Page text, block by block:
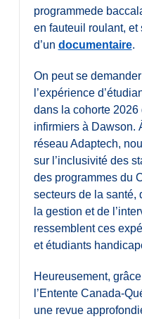
programmede
en fauteuil roulant, et
d’un documentaire.
On peut se
l’expérience
dans la cohorte
infirmiers à Dawson.
réseau Adaptech,
sur l’inclusivité des
des programmes du
secteurs de la santé,
la gestion et de
ressemblent ces
et étudiants
Heureusement,
l’Entente Canada-
une revue